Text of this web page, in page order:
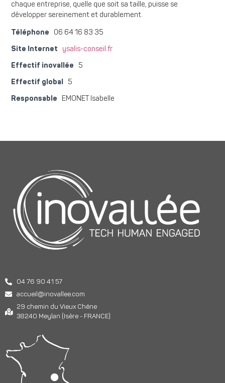
chaque entreprise, quelle que soit sa taille, puisse se
développer sereinement et durablement.
Téléphone 06 64 16 83 35
Site Internet ysalis-conseil.fr
Effectif inovallée 5
Effectif global 5
Responsable EMONET Isabelle
04 76 90 41 57
accueil@inovallee.com
29 chemin du Vieux Chêne
38240 Meylan (Isère - FRANCE)